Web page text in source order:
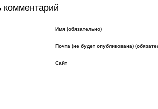
комментарий
Имя (обязательно)
Почта (не будет опубликована)
Сайт